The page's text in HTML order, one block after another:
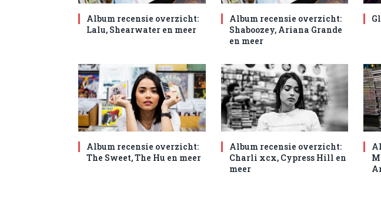
Album recensie overzicht:
Lalu, Shearwater en meer
Album recensie overzicht:
Shaboozey, Ariana Grande
en meer
Album recensie overzicht:
The Sweet, The Hu en meer
Album recensie overzicht:
Charli xcx, Cypress Hill en
meer